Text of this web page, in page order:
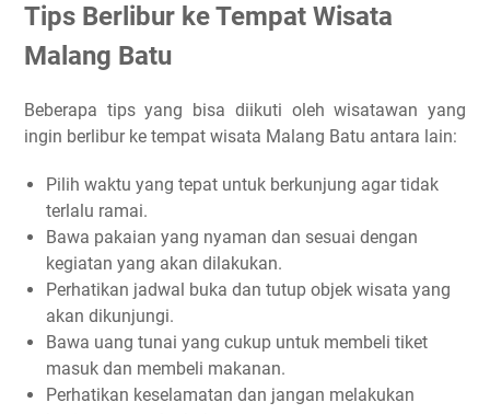
Tips Berlibur ke Tempat Wisata
Malang Batu
Beberapa tips yang bisa diikuti oleh wisatawan yang
ingin berlibur ke tempat wisata Malang Batu antara lain:
Pilih waktu yang tepat untuk berkunjung agar tidak
terlalu ramai.
Bawa pakaian yang nyaman dan sesuai dengan
kegiatan yang akan dilakukan.
Perhatikan jadwal buka dan tutup objek wisata yang
akan dikunjungi.
Bawa uang tunai yang cukup untuk membeli tiket
masuk dan membeli makanan.
Perhatikan keselamatan dan jangan melakukan